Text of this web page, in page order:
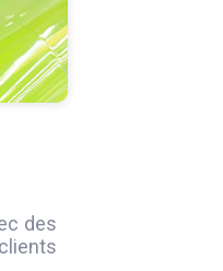
des